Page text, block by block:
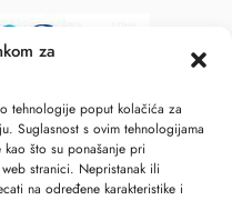
za
tehnologije poput kolačića za
Suglasnost s ovim tehnologijama
što su ponašanje pri
stranici. Nepristanak ili
na određene karakteristike i